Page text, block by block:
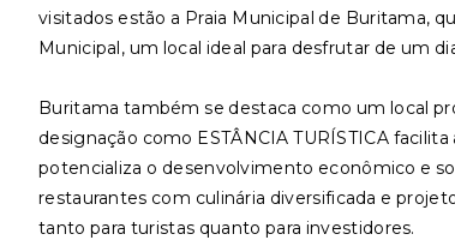
visitados estão a Praia Municipal de Buritama,
Municipal, um local ideal para desfrutar de um
Buritama também se destaca como um local
designação como ESTÂNCIA TURÍSTICA
potencializa o desenvolvimento econômico e
restaurantes com culinária diversificada e
tanto para turistas quanto para investidores.